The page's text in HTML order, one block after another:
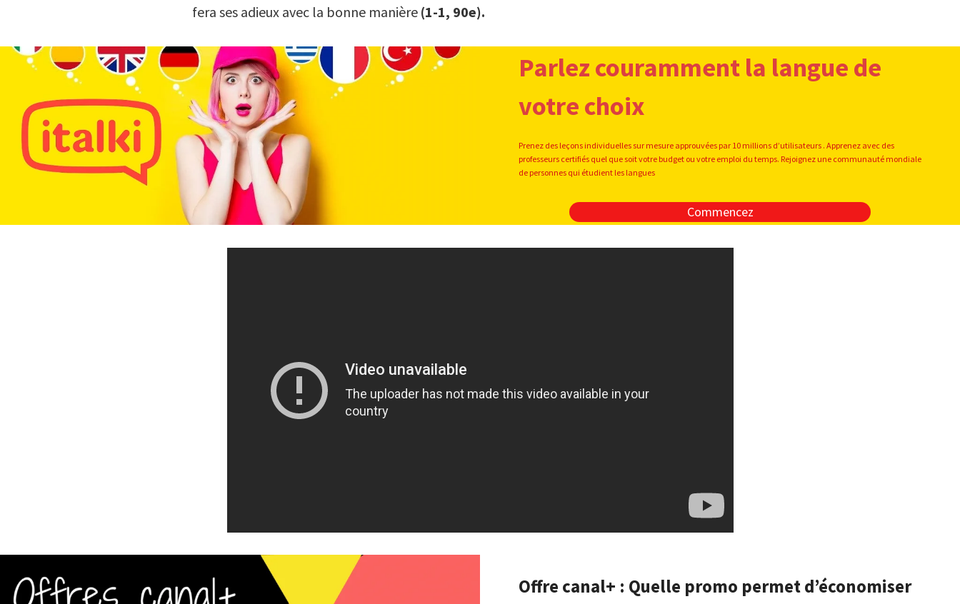
fera ses adieux avec la bonne manière (1-1, 90e).
Parlez couramment la langue de
votre choix
Prenez des leçons individuelles sur mesure approuvées par 10 millions d’utilisateurs . Apprenez avec des
professeurs certifiés quel que soit votre budget ou votre emploi du temps. Rejoignez une communauté mondiale
de personnes qui étudient les langues
Commencez
Offre canal+ : Quelle promo permet d’économiser